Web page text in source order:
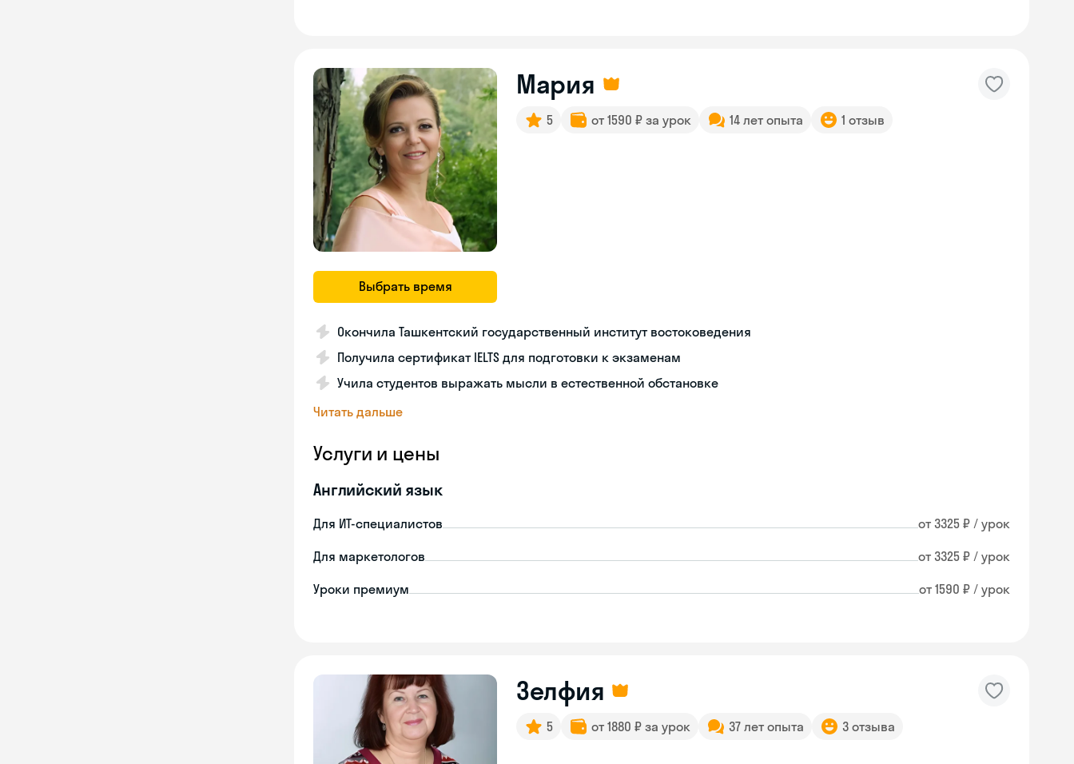
Выбрать время
Мария
5 от 1590 ₽ за урок 14 лет опыта 1 отзыв
Окончила Ташкентский государственный институт востоковедения
Получила сертификат IELTS для подготовки к экзаменам
Учила студентов выражать мысли в естественной обстановке
Читать дальше
Услуги и цены
Английский язык
Для ИТ-специалистов от 3325 ₽ / урок
Для маркетологов от 3325 ₽ / урок
Уроки премиум от 1590 ₽ / урок
Зелфия
5 от 1880 ₽ за урок 37 лет опыта 3 отзыва